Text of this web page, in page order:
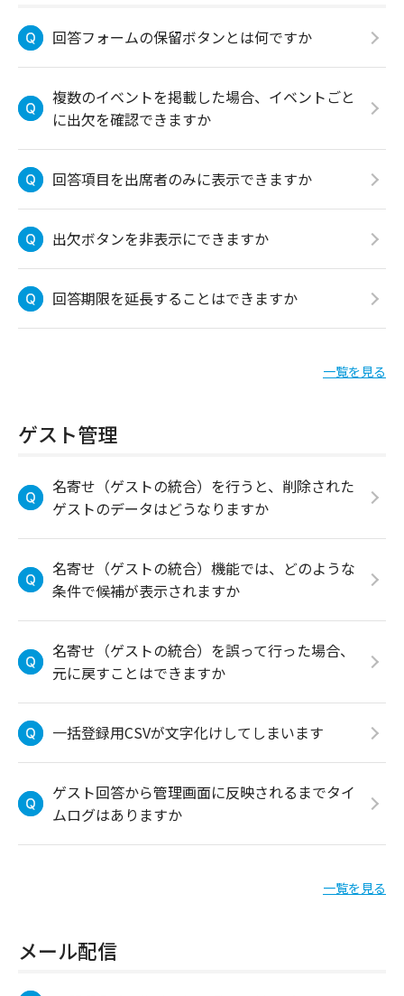
回答フォームの保留ボタンとは何ですか
複数のイベントを掲載した場合、イベントごと
に出欠を確認できますか
回答項目を出席者のみに表示できますか
出欠ボタンを非表示にできますか
回答期限を延長することはできますか
一覧を見る
ゲスト管理
名寄せ（ゲストの統合）を行うと、削除された
ゲストのデータはどうなりますか
名寄せ（ゲストの統合）機能では、どのような
条件で候補が表示されますか
名寄せ（ゲストの統合）を誤って行った場合、
元に戻すことはできますか
一括登録用CSVが文字化けしてしまいます
ゲスト回答から管理画面に反映されるまでタイ
ムログはありますか
一覧を見る
メール配信